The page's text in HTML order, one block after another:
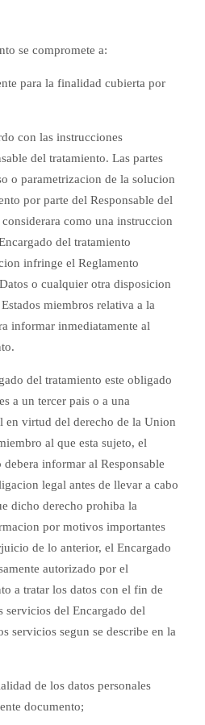
se compromete a:
para la finalidad cubierta por
con las instrucciones
del tratamiento. Las partes
o parametrizacion de la solucion
por parte del Responsable del
como una instruccion
del tratamiento
infringe el Reglamento
o cualquier otra disposicion
miembros relativa a la
informar inmediatamente al
del tratamiento este obligado
a un tercer pais o a una
en virtud del derecho de la Union
al que esta sujeto, el
informar al Responsable
legal antes de llevar a cabo
dicho derecho prohiba la
por motivos importantes
de lo anterior, el Encargado
autorizado por el
a tratar los datos con el fin de
del Encargado del
servicios segun se describe en la
de los datos personales
documento;